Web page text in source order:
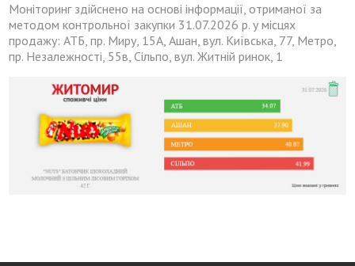
Моніторинг здійснено на основі інформації, отриманої за
методом контрольної закупки 31.07.2026 р. у місцях
продажу: АТБ, пр. Миру, 15А, Ашан, вул. Київська, 77, Метро,
пр. Незалежності, 55в, Сільпо, вул. Житній ринок, 1